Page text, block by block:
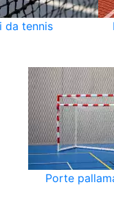
da tennis
Porte